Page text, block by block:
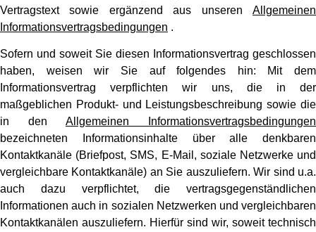
Vertragstext sowie ergänzend aus unseren Allgemeinen
Informationsvertragsbedingungen .
Sofern und soweit Sie diesen Informationsvertrag geschlossen
haben, weisen wir Sie auf folgendes hin: Mit dem
Informationsvertrag verpflichten wir uns, die in der
maßgeblichen Produkt- und Leistungsbeschreibung sowie die
in den Allgemeinen Informationsvertragsbedingungen
bezeichneten Informationsinhalte über alle denkbaren
Kontaktkanäle (Briefpost, SMS, E-Mail, soziale Netzwerke und
vergleichbare Kontaktkanäle) an Sie auszuliefern. Wir sind u.a.
auch dazu verpflichtet, die vertragsgegenständlichen
Informationen auch in sozialen Netzwerken und vergleichbaren
Kontaktkanälen auszuliefern. Hierfür sind wir, soweit technisch